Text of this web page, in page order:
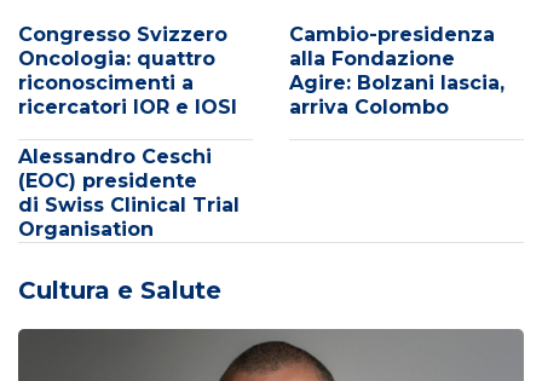
Congresso Svizzero
Oncologia: quattro
riconoscimenti a
ricercatori IOR e IOSI
Cambio-presidenza
alla Fondazione
Agire: Bolzani lascia,
arriva Colombo
Alessandro Ceschi
(EOC) presidente
di Swiss Clinical Trial
Organisation
Cultura e Salute